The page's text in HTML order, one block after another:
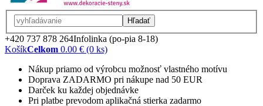
Hľadať
+420 737 878 264Infolinka (po-pia 8-18)
KošíkCelkom 0.00 € (0 ks)
Nákup priamo od výrobcu možnosť vlastného motívu
Doprava ZADARMO pri nákupe nad 50 EUR
Darček ku každej objednávke
Pri platbe prevodom aplikačná stierka zadarmo